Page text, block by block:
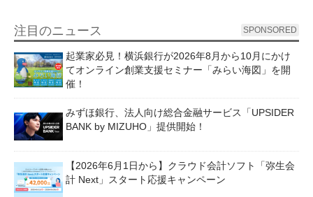
注目のニュース SPONSORED
起業家必見！横浜銀行が2026年8月から10月にかけ
てオンライン創業支援セミナー「みらい海図」を開
催！
みずほ銀行、法人向け総合金融サービス「UPSIDER
BANK by MIZUHO」提供開始！
【2026年6月1日から】クラウド会計ソフト「弥生会
計 Next」スタート応援キャンペーン